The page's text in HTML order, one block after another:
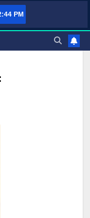
PM
Informative Knowledge &